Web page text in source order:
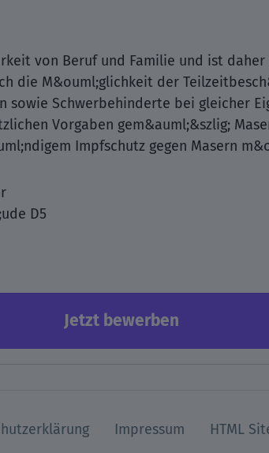
von Beruf und Familie und ist
die M&ouml;glichkeit der
sowie Schwerbehinderte bei gleicher
Vorgaben gem&auml;&szlig;
Impfschutz gegen Masern
D5
Jetzt bewerben
Impressum HTML